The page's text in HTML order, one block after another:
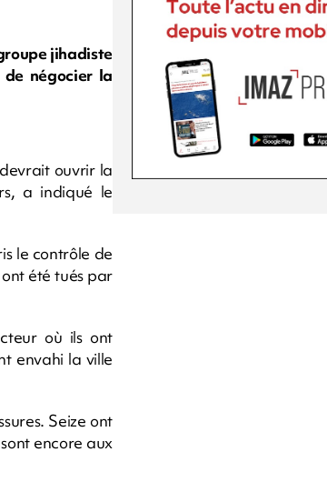
jihadiste
négocier la
ouvrir la
a indiqué le
le contrôle de
été tués par
où ils ont
envahi la ville
Seize ont
encore aux